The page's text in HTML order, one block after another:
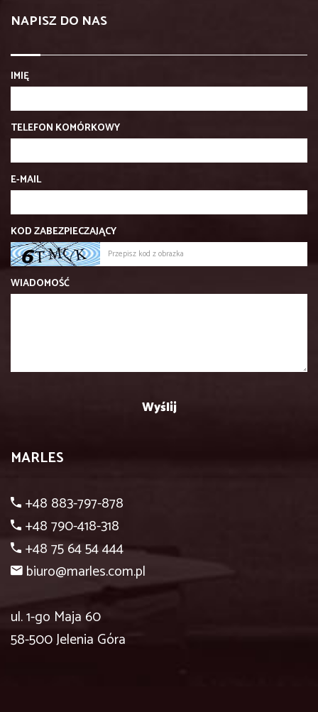
NAPISZ DO NAS
IMIĘ
TELEFON KOMÓRKOWY
E-MAIL
KOD ZABEZPIECZAJĄCY
WIADOMOŚĆ
MARLES
+48 883-797-878
+48 790-418-318
+48 75 64 54 444
biuro@marles.com.pl
ul. 1-go Maja 60
58-500 Jelenia Góra